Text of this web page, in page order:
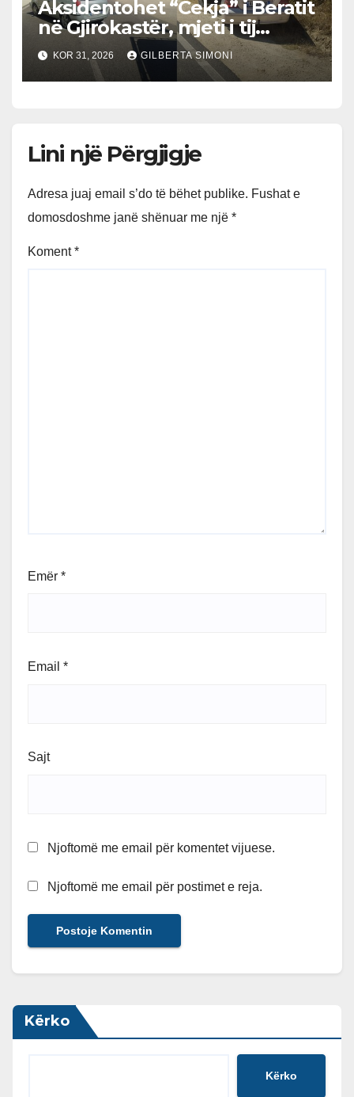
Aksidentohet “Cekja” i Beratit
në Gjirokastër, mjeti i tij
përplaset me atë të klerikut
bektashian
KOR 31, 2026 GILBERTA SIMONI
Lini një Përgjigje
Adresa juaj email s’do të bëhet publike. Fushat e
domosdoshme janë shënuar me një *
Koment*
Emër *
Email *
Sajt
Njoftomë me email për komentet vijuese.
Njoftomë me email për postimet e reja.
Kërko
Kërko